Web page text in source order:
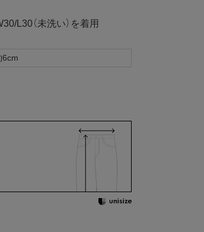
L30（未洗い）を着用
6cm